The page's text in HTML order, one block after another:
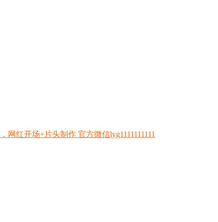
红开场+片头制作 官方微信lyg1111111111